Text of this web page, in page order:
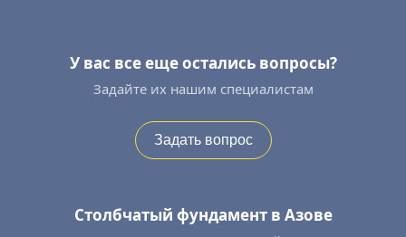
У вас все еще остались вопросы?
Задайте их нашим специалистам
Задать вопрос
Столбчатый фундамент в Азове